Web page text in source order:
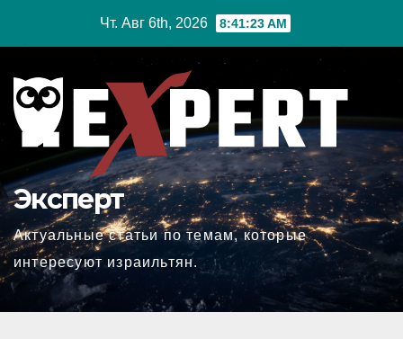
Чт. Авг 6th, 2026 8:41:23 AM
Эксперт
Актуальные статьи по темам, которые
интересуют израильтян.